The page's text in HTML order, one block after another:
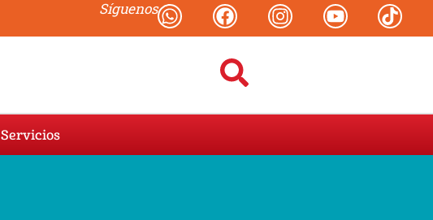
Síguenos
Servicios